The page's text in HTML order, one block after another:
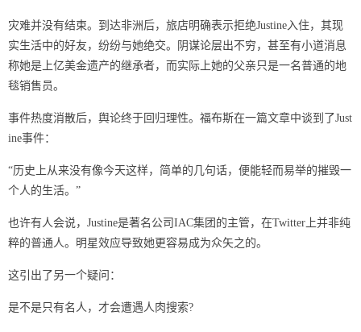
灾难并没有结束。到达非洲后，旅店明确表示拒绝Justine入住，其现
实生活中的好友，纷纷与她绝交。阴谋论层出不穷，甚至有小道消息
称她是上亿美金遗产的继承者，而实际上她的父亲只是一名普通的地
毯销售员。
事件热度消散后，舆论终于回归理性。福布斯在一篇文章中谈到了Just
ine事件：
“历史上从来没有像今天这样，简单的几句话，便能轻而易举的摧毁一
个人的生活。”
也许有人会说，Justine是著名公司IAC集团的主管，在Twitter上并非纯
粹的普通人。明星效应导致她更容易成为众矢之的。
这引出了另一个疑问：
是不是只有名人，才会遭遇人肉搜索?